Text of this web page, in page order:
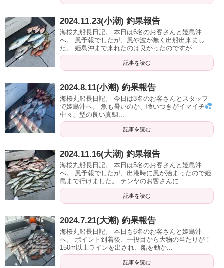
2024.11.23(小潮) 釣果報告
海桜丸船長日記。 本日は6名のお客さんと姫島沖
へ。 風予報でしたが、風や波が無く出船出来まし
た。 姫島沖まで来れたのは良かったのですが...
記事を読む
2024.8.11(小潮) 釣果報告
海桜丸船長日記。 今日は3名のお客さんとスタッフ
で姫島沖へ。 魚も暑いのか、喰いつきがイマイチ
中々、型の良い真鯛...
記事を読む
2024.11.16(大潮) 釣果報告
海桜丸船長日記。 本日は5名のお客さんと姫島沖
へ。 風予報でしたが、出港時に風が治まったので姫
島まで行けました。 テンヤのお客さんに...
記事を読む
2024.7.21(大潮) 釣果報告
海桜丸船長日記。 本日も6名のお客さんと姫島沖
へ。 ポイント到着後、一投目から大物の当たりが！
150m以上ラインを出され、船を動か...
記事を読む